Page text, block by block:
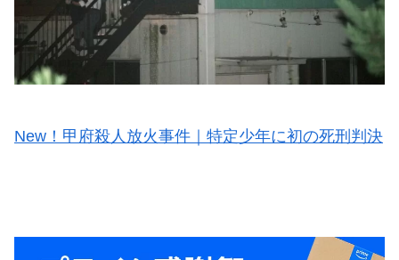
New！甲府殺人放火事件｜特定少年に初の死刑判決